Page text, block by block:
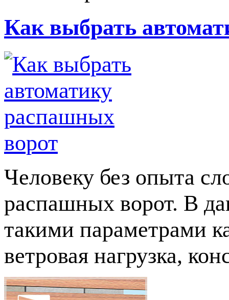
Как выбрать
Человеку без опыта
распашных ворот. В
такими параметрами
ветровая нагрузка,